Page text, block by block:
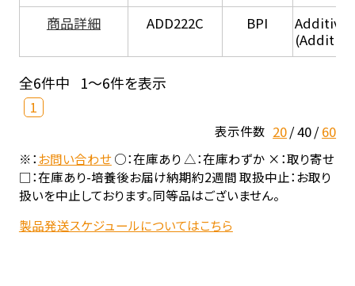
商品詳細
ADD222C BPI
全6件中 1～6件を表示
1
表示件数 20 40 60
※：お問い合わせ○：在庫あり △：在庫わずか ×：取り寄せ
□：在庫あり-培養後お届け納期約2週間 取扱中止：お取り
扱いを中止しております。同等品はございません。
製品発送スケジュールについてはこちら